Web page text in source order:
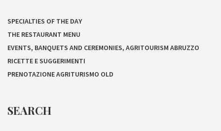
SPECIALTIES OF THE DAY
THE RESTAURANT MENU
EVENTS, BANQUETS AND CEREMONIES, AGRITOURISM ABRUZZO
RICETTE E SUGGERIMENTI
PRENOTAZIONE AGRITURISMO OLD
SEARCH